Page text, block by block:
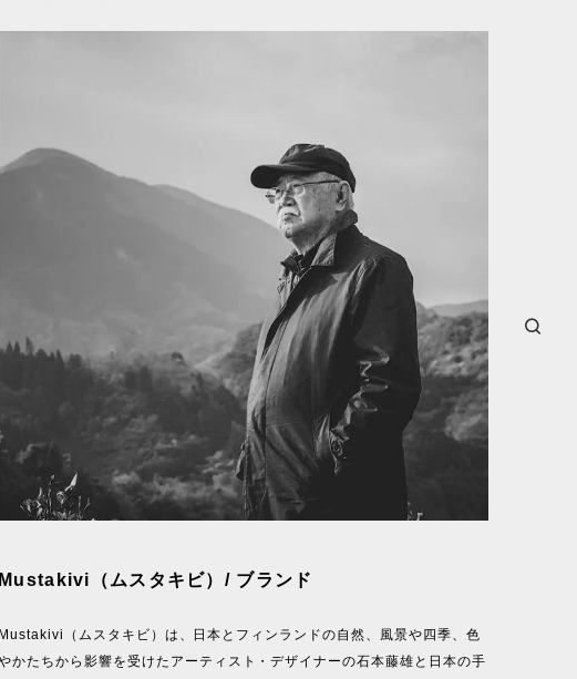
Mustakivi（ムスタキビ）/ ブランド
Mustakivi（ムスタキビ）は、日本とフィンランドの自然、風景や四季、色
かたちから影響を受けたアーティスト・デザイナーの石本藤雄と日本の手